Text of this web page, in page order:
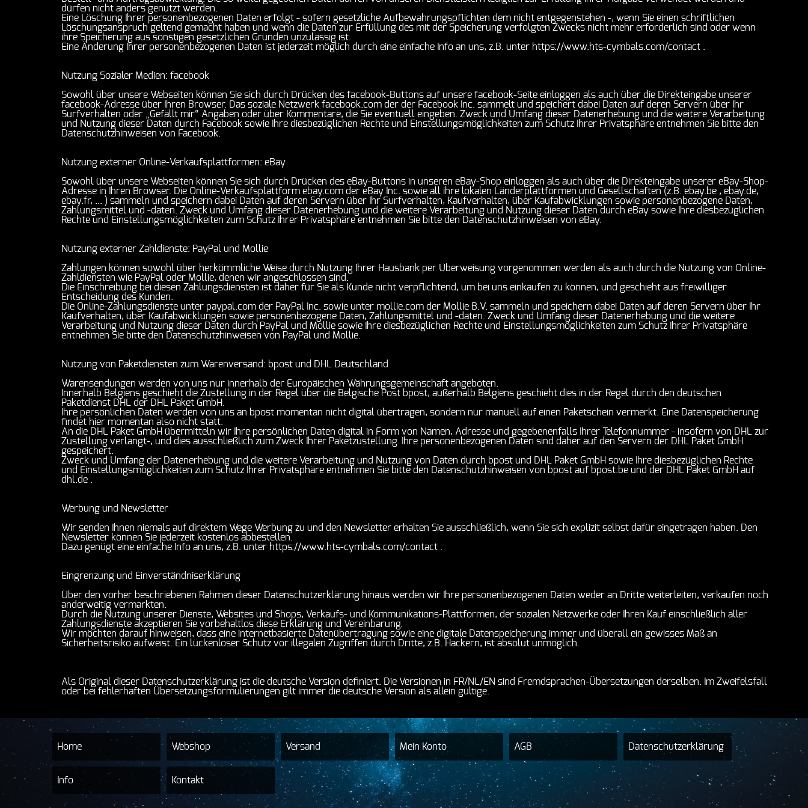
dürfen nicht anders genutzt werden.
Eine Löschung Ihrer personenbezogenen Daten erfolgt - sofern gesetzliche Aufbewahrungspflichten dem nicht entgegenstehen -, wenn Sie einen schriftlichen
Löschungsanspruch geltend gemacht haben und wenn die Daten zur Erfüllung des mit der Speicherung verfolgten Zwecks nicht mehr erforderlich sind oder wenn
ihre Speicherung aus sonstigen gesetzlichen Gründen unzulässig ist.
Eine Änderung Ihrer personenbezogenen Daten ist jederzeit möglich durch eine einfache Info an uns, z.B. unter https://www.hts-cymbals.com/contact .
Nutzung Sozialer Medien: facebook
Sowohl über unsere Webseiten können Sie sich durch Drücken des facebook-Buttons auf unsere facebook-Seite einloggen als auch über die Direkteingabe unserer
facebook-Adresse über Ihren Browser. Das soziale Netzwerk facebook.com der der Facebook Inc. sammelt und speichert dabei Daten auf deren Servern über Ihr
Surfverhalten oder „Gefällt mir“ Angaben oder über Kommentare, die Sie eventuell eingeben. Zweck und Umfang dieser Datenerhebung und die weitere Verarbeitung
und Nutzung dieser Daten durch Facebook sowie Ihre diesbezüglichen Rechte und Einstellungsmöglichkeiten zum Schutz Ihrer Privatsphäre entnehmen Sie bitte den
Datenschutzhinweisen von Facebook.
Nutzung externer Online-Verkaufsplattformen: eBay
Sowohl über unsere Webseiten können Sie sich durch Drücken des eBay-Buttons in unseren eBay-Shop einloggen als auch über die Direkteingabe unserer eBay-Shop-
Adresse in Ihren Browser. Die Online-Verkaufsplattform ebay.com der eBay Inc. sowie all ihre lokalen Länderplattformen und Gesellschaften (z.B. ebay.be , ebay.de,
ebay.fr, ... ) sammeln und speichern dabei Daten auf deren Servern über Ihr Surfverhalten, Kaufverhalten, über Kaufabwicklungen sowie personenbezogene Daten,
Zahlungsmittel und -daten. Zweck und Umfang dieser Datenerhebung und die weitere Verarbeitung und Nutzung dieser Daten durch eBay sowie Ihre diesbezüglichen
Rechte und Einstellungsmöglichkeiten zum Schutz Ihrer Privatsphäre entnehmen Sie bitte den Datenschutzhinweisen von eBay.
Nutzung externer Zahldienste: PayPal und Mollie
Zahlungen können sowohl über herkömmliche Weise durch Nutzung Ihrer Hausbank per Überweisung vorgenommen werden als auch durch die Nutzung von Online-
Zahldiensten wie PayPal oder Mollie, denen wir angeschlossen sind.
Die Einschreibung bei diesen Zahlungsdiensten ist daher für Sie als Kunde nicht verpflichtend, um bei uns einkaufen zu können, und geschieht aus freiwilliger
Entscheidung des Kunden.
Die Online-Zahlungsdienste unter paypal.com der PayPal Inc. sowie unter mollie.com der Mollie B.V. sammeln und speichern dabei Daten auf deren Servern über Ihr
Kaufverhalten, über Kaufabwicklungen sowie personenbezogene Daten, Zahlungsmittel und -daten. Zweck und Umfang dieser Datenerhebung und die weitere
Verarbeitung und Nutzung dieser Daten durch PayPal und Mollie sowie Ihre diesbezüglichen Rechte und Einstellungsmöglichkeiten zum Schutz Ihrer Privatsphäre
entnehmen Sie bitte den Datenschutzhinweisen von PayPal und Mollie.
Nutzung von Paketdiensten zum Warenversand: bpost und DHL Deutschland
Warensendungen werden von uns nur innerhalb der Europäischen Währungsgemeinschaft angeboten.
Innerhalb Belgiens geschieht die Zustellung in der Regel über die Belgische Post bpost, außerhalb Belgiens geschieht dies in der Regel durch den deutschen
Paketdienst DHL der DHL Paket GmbH.
Ihre persönlichen Daten werden von uns an bpost momentan nicht digital übertragen, sondern nur manuell auf einen Paketschein vermerkt. Eine Datenspeicherung
findet hier momentan also nicht statt.
An die DHL Paket GmbH übermitteln wir Ihre persönlichen Daten digital in Form von Namen, Adresse und gegebenenfalls Ihrer Telefonnummer - insofern von DHL zur
Zustellung verlangt-, und dies ausschließlich zum Zweck Ihrer Paketzustellung. Ihre personenbezogenen Daten sind daher auf den Servern der DHL Paket GmbH
gespeichert.
Zweck und Umfang der Datenerhebung und die weitere Verarbeitung und Nutzung von Daten durch bpost und DHL Paket GmbH sowie Ihre diesbezüglichen Rechte
und Einstellungsmöglichkeiten zum Schutz Ihrer Privatsphäre entnehmen Sie bitte den Datenschutzhinweisen von bpost auf bpost.be und der DHL Paket GmbH auf
dhl.de .
Werbung und Newsletter
Wir senden Ihnen niemals auf direktem Wege Werbung zu und den Newsletter erhalten Sie ausschließlich, wenn Sie sich explizit selbst dafür eingetragen haben.
Den
Newsletter können Sie jederzeit kostenlos abbestellen.
Dazu genügt eine einfache Info an uns, z.B. unter https://www.hts-cymbals.com/contact .
Eingrenzung und Einverständniserklärung
Über den vorher beschriebenen Rahmen dieser Datenschutzerklärung hinaus werden wir Ihre personenbezogenen Daten weder an Dritte weiterleiten, verkaufen noch
anderweitig vermarkten.
Durch die Nutzung unserer Dienste, Websites und Shops, Verkaufs- und Kommunikations-Plattformen, der sozialen Netzwerke oder Ihren Kauf einschließlich aller
Zahlungsdienste akzeptieren Sie vorbehaltlos diese Erklärung und Vereinbarung.
Wir möchten darauf hinweisen, dass eine internetbasierte Datenübertragung sowie eine digitale Datenspeicherung immer und überall ein gewisses Maß an
Sicherheitsrisiko aufweist. Ein lückenloser Schutz vor illegalen Zugriffen durch Dritte, z.B. Hackern, ist absolut unmöglich.
Als Original dieser Datenschutzerklärung ist die deutsche Version definiert. Die Versionen in FR/NL/EN sind Fremdsprachen-Übersetzungen derselben. Im Zweifelsfall
oder bei fehlerhaften Übersetzungsformulierungen gilt immer die deutsche Version als allein gültige.
Home Webshop Versand Mein Konto AGB Datenschutzerklärung
Info Kontakt